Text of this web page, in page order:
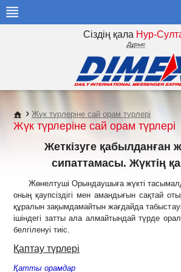
Сіздің қала Нур-
Дұрыс
Жүк түрлеріне сай орам түрлері
Жүк түрлеріне сай орам түрлері
Жеткізуге қабылданған
сипаттамасы. Жүктің
Жөнелтуші Орындаушыға жүкті
оның қаупсіздігі мен амандығын сақтай
құралын зақымдамайтын жағдайда
ішіндегі затты ала алмайтындай түрде
белгіленуі тиіс.
Қаптау түрлері
Қатты орамдар